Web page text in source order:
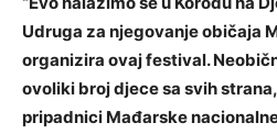
Udruga za njegovanje običaja
organizira ovaj festival.
ovoliki broj djece sa svih
pripadnici Mađarske